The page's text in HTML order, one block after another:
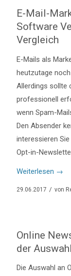
E-Mail-
Software
Vergleich
E-Mails als
heutzutage
Allerdings sollte
professionell
wenn Spam-
Den Absender
interessieren
Opt-in-
Weiterlesen →
29.06.2017 / von
Online
der
Die Auswahl an